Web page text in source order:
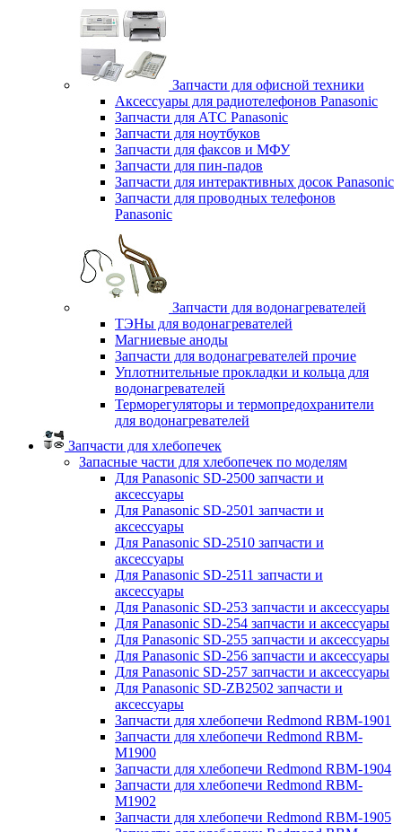
Запчасти для офисной техники
Аксессуары для радиотелефонов Panasonic
Запчасти для АТС Panasonic
Запчасти для ноутбуков
Запчасти для факсов и МФУ
Запчасти для пин-падов
Запчасти для интерактивных досок Panasonic
Запчасти для проводных телефонов
Panasonic
Запчасти для водонагревателей
ТЭНы для водонагревателей
Магниевые аноды
Запчасти для водонагревателей прочие
Уплотнительные прокладки и кольца для
водонагревателей
Терморегуляторы и термопредохранители
для водонагревателей
Запчасти для хлебопечек
Запасные части для хлебопечек по моделям
Для Panasonic SD-2500 запчасти и
аксессуары
Для Panasonic SD-2501 запчасти и
аксессуары
Для Panasonic SD-2510 запчасти и
аксессуары
Для Panasonic SD-2511 запчасти и
аксессуары
Для Panasonic SD-253 запчасти и аксессуары
Для Panasonic SD-254 запчасти и аксессуары
Для Panasonic SD-255 запчасти и аксессуары
Для Panasonic SD-256 запчасти и аксессуары
Для Panasonic SD-257 запчасти и аксессуары
Для Panasonic SD-ZB2502 запчасти и
аксессуары
Запчасти для хлебопечи Redmond RBM-1901
Запчасти для хлебопечи Redmond RBM-
M1900
Запчасти для хлебопечи Redmond RBM-1904
Запчасти для хлебопечи Redmond RBM-
M1902
Запчасти для хлебопечи Redmond RBM-1905